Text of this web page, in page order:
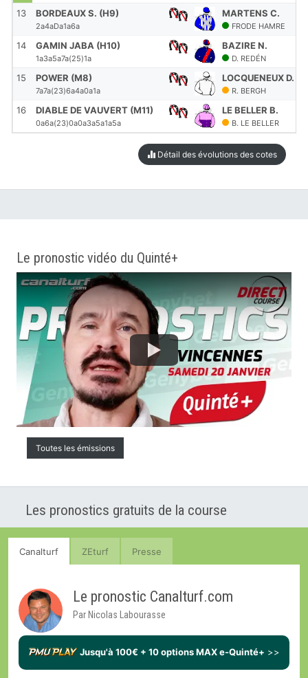
13 BORDEAUX S. (H9)
2a4aDa1a6a
MARTENS C.
FRODE HAMRE
14 GAMIN JABA (H10)
1a3a5a7a(25)1a
BAZIRE N.
D. REDÉN
15 POWER (M8)
7a7a(23)6a4a0a1a
LOCQUENEUX D.
R. BERGH
16 DIABLE DE VAUVERT (M11)
0a6a(23)0a0a3a5a1a5a
LE BELLER B.
B. LE BELLER
Détail des évolutions des cotes
Le pronostic vidéo du Quinté+
Toutes les émissions
Les pronostics gratuits de la course
Canalturf ZEturf Presse
Le pronostic Canalturf.com
Par Nicolas Labourasse
Jusqu'à 100€ + 10 options MAX e-Quinté+ >>